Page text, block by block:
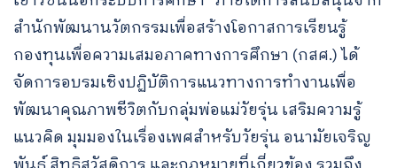
สำนักพัฒนานวัตกรรมเพื่อสร้างโอกาสการเรียนรู้
กองทุนเพื่อความเสมอภาคทางการศึกษา (กสศ.) ได้
จัดการอบรมเชิงปฏิบัติการแนวทางการทำงานเพื่อ
พัฒนาคุณภาพชีวิตกับกลุ่มพ่อแม่วัยรุ่น เสริมความรู้
แนวคิด มุมมองในเรื่องเพศสำหรับวัยรุ่น อนามัยเจริญ